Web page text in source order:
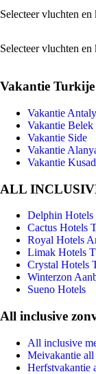
Selecteer vluchten
Selecteer vluchten
Vakantie Turkije
Vakantie
Vakantie Belek
Vakantie Side
Vakantie
Vakantie
ALL
Delphin
Cactus Hotels
Royal Hotels
Limak Hotels
Crystal Hotels
Winterzon
Sueno Hotels
All inclusive
All inclusive
Meivakantie
Herfstvakantie